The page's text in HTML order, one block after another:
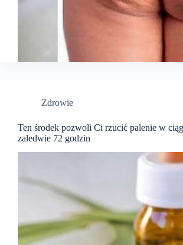
Zdrowie
Ten środek pozwoli Ci rzucić palenie w
zaledwie 72 godzin